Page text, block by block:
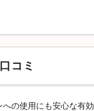
コミ
の使用にも安心な有効